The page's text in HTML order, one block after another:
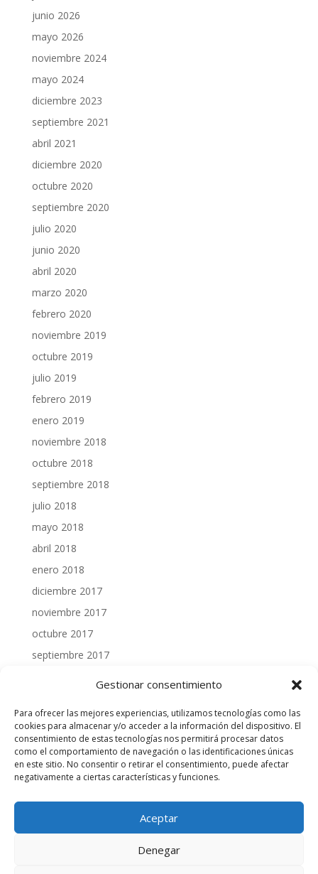
Gestionar consentimiento
Para ofrecer las mejores experiencias, utilizamos tecnologías como las
cookies para almacenar y/o acceder a la información del dispositivo. El
consentimiento de estas tecnologías nos permitirá procesar datos
como el comportamiento de navegación o las identificaciones únicas
en este sitio. No consentir o retirar el consentimiento, puede afectar
negativamente a ciertas características y funciones.
Aceptar
Denegar
junio 2026
mayo 2026
noviembre 2024
mayo 2024
diciembre 2023
septiembre 2021
abril 2021
diciembre 2020
octubre 2020
septiembre 2020
julio 2020
junio 2020
abril 2020
marzo 2020
febrero 2020
noviembre 2019
octubre 2019
julio 2019
febrero 2019
enero 2019
noviembre 2018
octubre 2018
septiembre 2018
julio 2018
mayo 2018
abril 2018
enero 2018
diciembre 2017
noviembre 2017
octubre 2017
septiembre 2017
mayo 2017
abril 2017
marzo 2017
febrero 2017
enero 2017